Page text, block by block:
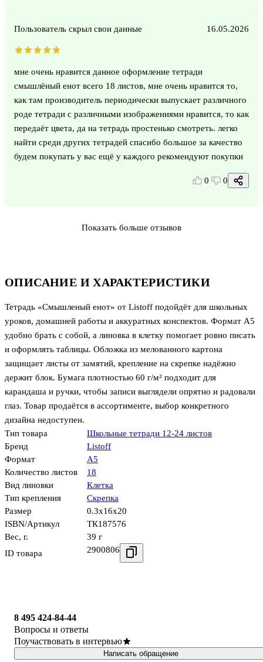
ОПИСАНИЕ И ХАРАКТЕРИСТИКИ
Тетрадь «Смышленый енот» от Listoff подойдёт для школьных
уроков, домашней работы и аккуратных конспектов. Формат А5
удобно брать с собой, а линовка в клетку помогает ровно писать
и оформлять таблицы. Обложка из мелованного картона
защищает листы от замятий, крепление на скрепке надёжно
держит блок. Бумага плотностью 60 г/м² подходит для
карандаша и ручки, чтобы записи выглядели опрятно и радовали
глаз. Товар продаётся в ассортименте, выбор конкретного
дизайна недоступен.
Тип товара
Школьные тетради 12-24 листов
Бренд
Listoff
Формат
А5
Количество листов
18
Вид линовки
Клетка
Тип крепления
Скрепка
Размер
0.3x16x20
ISBN/Артикул
ТК187576
Вес, г.
39 г
ID товара
2900806
Пользователь скрыл свои данные 16.05.2026
мне очень нравится данное оформление тетради
смышлёный енот всего 18 листов, мне очень нравится то,
как там производитель периодически выпускает различного
роде тетради с различными изображениями нравится, то как
передаёт цвета, да на тетрадь простенько смотреть. легко
найти среди других тетрадей спасибо большое за качество
будем покупать у вас ещё у каждого рекомендуют покупки
0 0
Показать больше отзывов
8 495 424-84-44
Вопросы и ответы
Поучаствовать в интервью
Написать обращение